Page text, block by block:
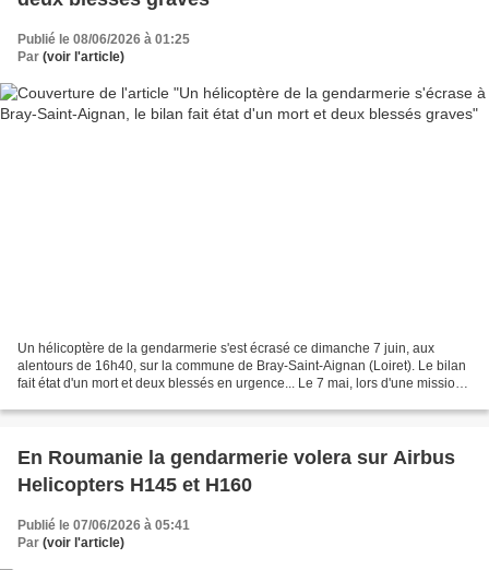
Publié le 08/06/2026 à 01:25
Par (voir l'article)
Un hélicoptère de la gendarmerie s'est écrasé ce dimanche 7 juin, aux
alentours de 16h40, sur la commune de Bray-Saint-Aignan (Loiret). Le bilan
fait état d'un mort et deux blessés en urgence... Le 7 mai, lors d'une mission
En Roumanie la gendarmerie volera sur Airbus
Helicopters H145 et H160
Publié le 07/06/2026 à 05:41
Par (voir l'article)